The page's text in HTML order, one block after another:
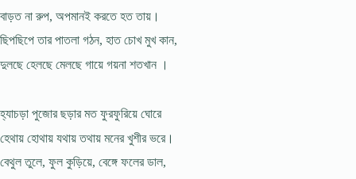
বাড়ত না রুপ, অপমানই করতে হত তায়।
ছিপছিপে তার পাতলা গঠন, হাত চোখ মুখ কান,
দুলছে হেলছে মেলছে গায়ে গয়না শতখান ।
হ্যাচড়া পুজোর ছড়ার মত ফুরফুরিয়ে ঘোরে
হেথায় হোথায় যথায় তথায় মনের খুশীর ভরে।
বেথুল তুলে, ফুল কুড়িয়ে, বেঙ্গে ফলের ডাল,